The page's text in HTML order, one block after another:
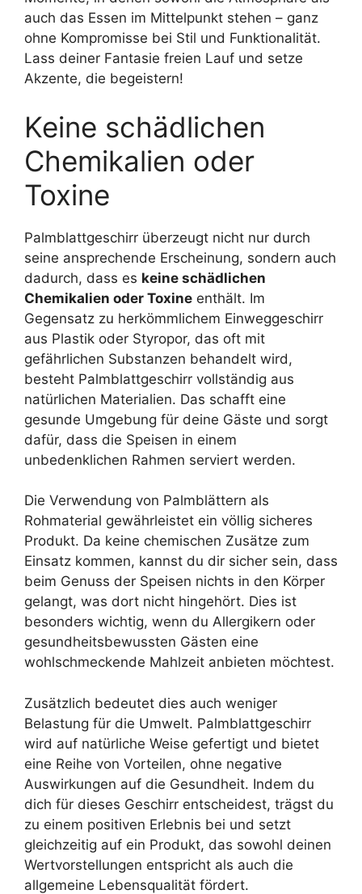
auch das Essen im Mittelpunkt stehen – ganz
ohne Kompromisse bei Stil und Funktionalität.
Lass deiner Fantasie freien Lauf und setze
Akzente, die begeistern!
Keine schädlichen
Chemikalien oder
Toxine
Palmblattgeschirr überzeugt nicht nur durch
seine ansprechende Erscheinung, sondern auch
dadurch, dass es keine schädlichen
Chemikalien oder Toxine enthält. Im
Gegensatz zu herkömmlichem Einweggeschirr
aus Plastik oder Styropor, das oft mit
gefährlichen Substanzen behandelt wird,
besteht Palmblattgeschirr vollständig aus
natürlichen Materialien. Das schafft eine
gesunde Umgebung für deine Gäste und sorgt
dafür, dass die Speisen in einem
unbedenklichen Rahmen serviert werden.
Die Verwendung von Palmblättern als
Rohmaterial gewährleistet ein völlig sicheres
Produkt. Da keine chemischen Zusätze zum
Einsatz kommen, kannst du dir sicher sein, dass
beim Genuss der Speisen nichts in den Körper
gelangt, was dort nicht hingehört. Dies ist
besonders wichtig, wenn du Allergikern oder
gesundheitsbewussten Gästen eine
wohlschmeckende Mahlzeit anbieten möchtest.
Zusätzlich bedeutet dies auch weniger
Belastung für die Umwelt. Palmblattgeschirr
wird auf natürliche Weise gefertigt und bietet
eine Reihe von Vorteilen, ohne negative
Auswirkungen auf die Gesundheit. Indem du
dich für dieses Geschirr entscheidest, trägst du
zu einem positiven Erlebnis bei und setzt
gleichzeitig auf ein Produkt, das sowohl deinen
Wertvorstellungen entspricht als auch die
allgemeine Lebensqualität fördert.